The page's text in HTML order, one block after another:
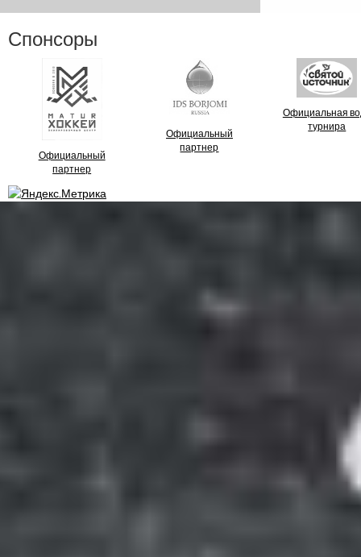
Спонсоры
Официальный
партнер
Официальный
партнер
Официальная
турнира